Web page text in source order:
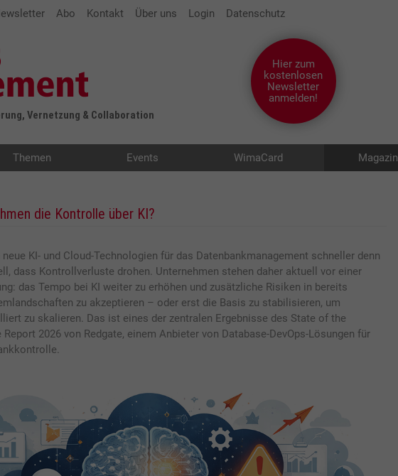
Abo Kontakt Über uns Login Datenschutz
Vernetzung & Collaboration
Hier zum
kostenlosen
Newsletter
anmelden!
Themen Events WimaCard Magazin
die Kontrolle über KI?
KI- und Cloud-Technologien für das Datenbankmanagement schneller denn
dass Kontrollverluste drohen. Unternehmen stehen daher aktuell vor einer
das Tempo bei KI weiter zu erhöhen und zusätzliche Risiken in bereits
zu akzeptieren – oder erst die Basis zu stabilisieren, um
zu skalieren. Das ist eines der zentralen Ergebnisse des State of the
2026 von Redgate, einem Anbieter von Database-DevOps-Lösungen für